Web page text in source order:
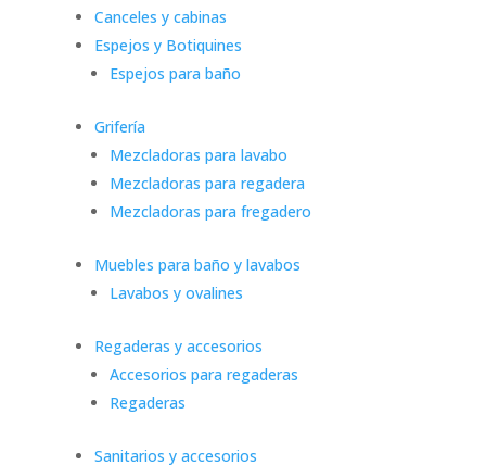
Canceles y cabinas
Espejos y Botiquines
Espejos para baño
Grifería
Mezcladoras para lavabo
Mezcladoras para regadera
Mezcladoras para fregadero
Muebles para baño y lavabos
Lavabos y ovalines
Regaderas y accesorios
Accesorios para regaderas
Regaderas
Sanitarios y accesorios